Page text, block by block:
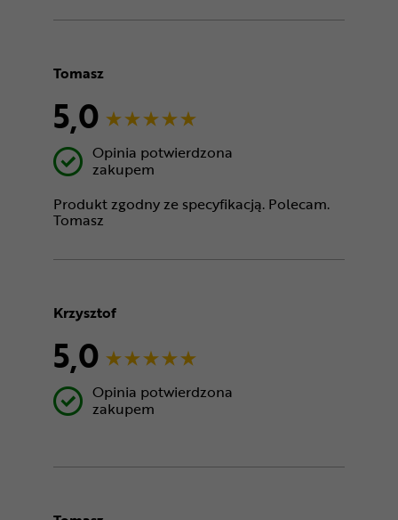
Tomasz
5,0
Opinia potwierdzona
zakupem
Produkt zgodny ze specyfikacją. Polecam.
Tomasz
Krzysztof
5,0
Opinia potwierdzona
zakupem